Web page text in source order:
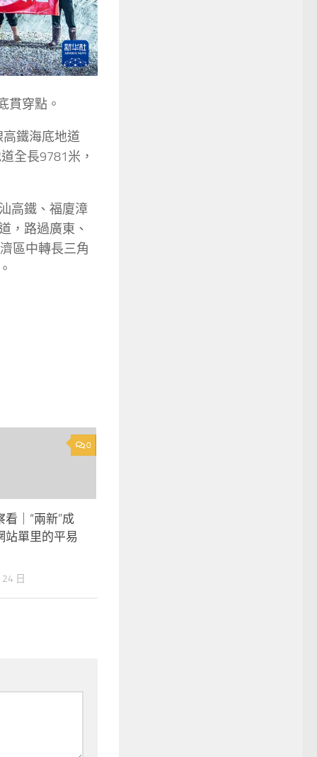
貫穿點。
鐵海底地道
全長9781米，
高鐵、福廈漳
，路過廣東、
區中轉長三角
0
｜“兩新”成
站單里的平易
日